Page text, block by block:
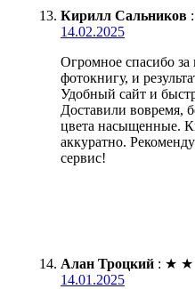
Кирилл Сальников :
14.02.2025
Огромное спасибо за
фотокнигу, и
Удобный сайт и
Доставили вовремя,
цвета насыщенные.
аккуратно.
сервис!
Алан Троцкий : ★ ★
14.01.2025